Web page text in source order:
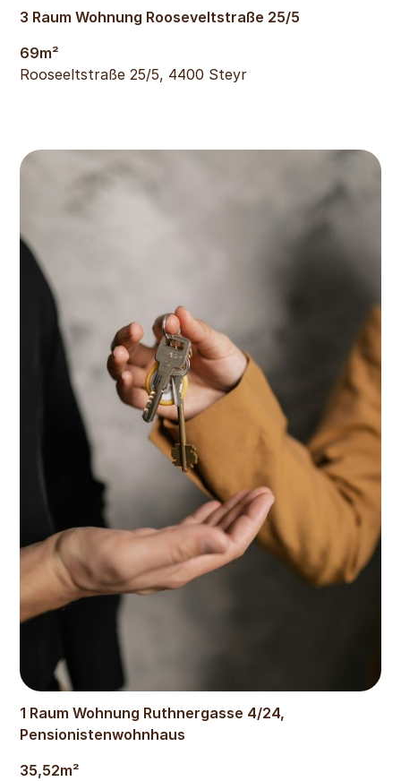
458€
3 Raum Wohnung Rooseveltstraße 25/5
69m²
Rooseeltstraße 25/5, 4400 Steyr
425€
1 Raum Wohnung Ruthnergasse 4/24,
Pensionistenwohnhaus
35,52m²